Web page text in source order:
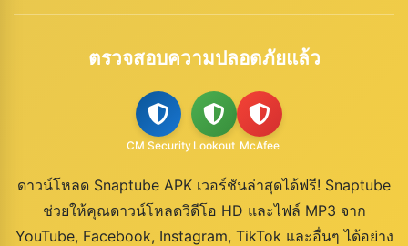
ตรวจสอบความปลอดภัยแล้ว
CM Security Lookout McAfee
ดาวน์โหลด Snaptube APK เวอร์ชันล่าสุดได้ฟรี! Snaptube
ช่วยให้คุณดาวน์โหลดวิดีโอ HD และไฟล์ MP3 จาก
YouTube, Facebook, Instagram, TikTok และอื่นๆ ได้อย่าง